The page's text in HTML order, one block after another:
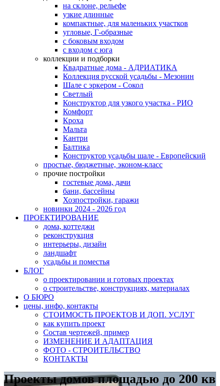
на склоне, рельефе
узкие длинные
компактные, для маленьких участков
угловые, Г-образные
с боковым входом
с входом с юга
коллекции и подборки
Квадратные дома - АДРИАТИКА
Коллекция русской усадьбы - Мезонин
Шале с эркером - Сокол
Светлый
Конструктор для узкого участка - РИО
Комфорт
Кроха
Мальта
Кантри
Балтика
Конструктор усадьбы шале - Европейский
простые, бюджетные, эконом-класс
прочие постройки
гостевые дома, дачи
бани, бассейны
Хозпостройки, гаражи
новинки 2024 - 2026 год
ПРОЕКТИРОВАНИЕ
дома, коттеджи
реконструкция
интерьеры, дизайн
ландшафт
усадьбы и поместья
БЛОГ
о проектировании и готовых проектах
о строительстве, конструкциях, материалах
О БЮРО
цены, инфо, контакты
СТОИМОСТЬ ПРОЕКТОВ И ДОП. УСЛУГ
как купить проект
Состав чертежей, пример
ИЗМЕНЕНИЕ И АДАПТАЦИЯ
ФОТО - СТРОИТЕЛЬСТВО
КОНТАКТЫ
Проекты домов площадью до 200 кв